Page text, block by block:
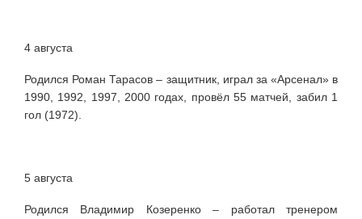
4 августа
Родился Роман Тарасов – защитник, играл за «Арсенал» в
1990, 1992, 1997, 2000 годах, провёл 55 матчей, забил 1
гол (1972).
5 августа
Родился Владимир Козеренко – работал тренером